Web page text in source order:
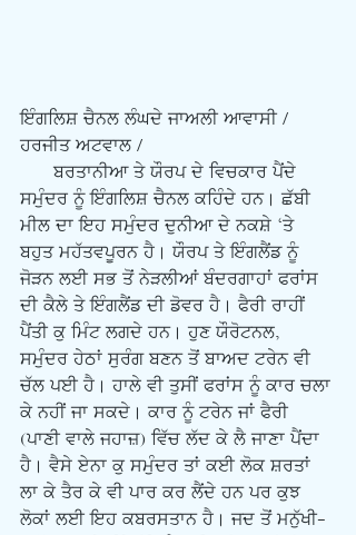
ਇੰਗਲਿਸ਼ ਚੈਨਲ ਲੰਘਦੇ ਜਾਅਲੀ ਆਵਾਸੀ /
ਹਰਜੀਤ ਅਟਵਾਲ /
ਸਮੁੰਦਰ ਨੂੰ ਇੰਗਲਿਸ਼ ਚੈਨਲ ਕਹਿੰਦੇ ਹਨ। ਛੱਬੀ
ਮੀਲ ਦਾ ਇਹ ਸਮੁੰਦਰ ਦੁਨੀਆ ਦੇ ਨਕਸ਼ੇ ‘ਤੇ
ਬਹੁਤ ਮਹੱਤਵਪੂਰਨ ਹੈ। ਯੌਰਪ ਤੇ ਇੰਗਲੈਂਡ ਨੂੰ
ਜੋੜਨ ਲਈ ਸਭ ਤੋਂ ਨੇੜਲੀਆਂ ਬੰਦਰਗਾਹਾਂ ਫਰਾਂਸ
ਦੀ ਕੈਲੇ ਤੇ ਇੰਗਲੈਂਡ ਦੀ ਡੋਵਰ ਹੈ। ਫੈਰੀ ਰਾਹੀਂ
ਪੈਂਤੀ ਕੁ ਮਿੰਟ ਲਗਦੇ ਹਨ। ਹੁਣ ਯੌਰੋਟਨਲ,
ਸਮੁੰਦਰ ਹੇਠਾਂ ਸੁਰੰਗ ਬਣਨ ਤੋਂ ਬਾਅਦ ਟਰੇਨ ਵੀ
ਚੱਲ ਪਈ ਹੈ। ਹਾਲੇ ਵੀ ਤੁਸੀਂ ਫਰਾਂਸ ਨੂੰ ਕਾਰ ਚਲਾ
ਕੇ ਨਹੀਂ ਜਾ ਸਕਦੇ। ਕਾਰ ਨੂੰ ਟਰੇਨ ਜਾਂ ਫੈਰੀ
(ਪਾਣੀ ਵਾਲੇ ਜਹਾਜ਼) ਵਿੱਚ ਲੱਦ ਕੇ ਲੈ ਜਾਣਾ ਪੈਂਦਾ
ਹੈ। ਵੈਸੇ ਏਨਾ ਕੁ ਸਮੁੰਦਰ ਤਾਂ ਕਈ ਲੋਕ ਸ਼ਰਤਾਂ
ਲਾ ਕੇ ਤੈਰ ਕੇ ਵੀ ਪਾਰ ਕਰ ਲੈਂਦੇ ਹਨ ਪਰ ਕੁਝ
ਲੋਕਾਂ ਲਈ ਇਹ ਕਬਰਸਤਾਨ ਹੈ। ਜਦ ਤੋਂ ਮਨੁੱਖੀ-